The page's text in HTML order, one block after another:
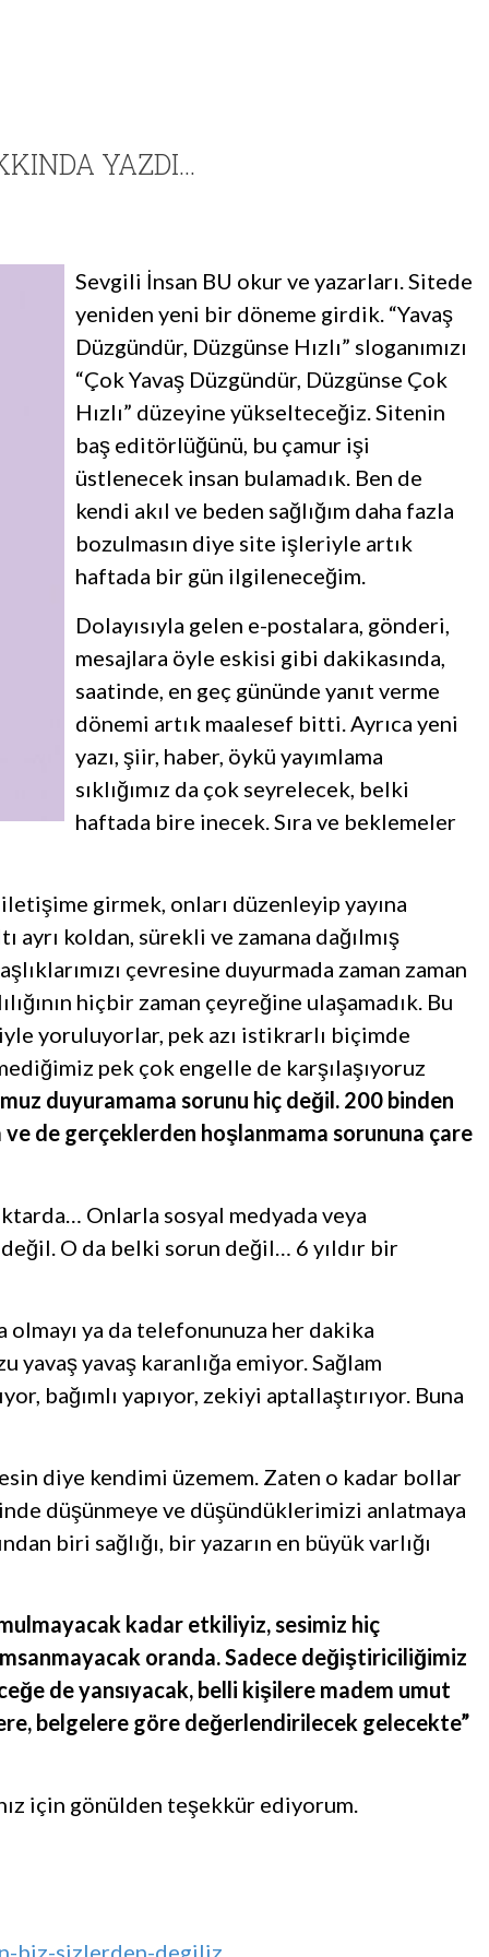
YAZDI…
Sevgili İnsan BU okur ve yazarları. Sitede
yeniden yeni bir döneme girdik. “Yavaş
Düzgündür, Düzgünse Hızlı” sloganımızı
“Çok Yavaş Düzgündür, Düzgünse Çok
Hızlı” düzeyine yükselteceğiz. Sitenin
baş editörlüğünü, bu çamur işi
üstlenecek insan bulamadık. Ben de
kendi akıl ve beden sağlığım daha fazla
bozulmasın diye site işleriyle artık
haftada bir gün ilgileneceğim.
Dolayısıyla gelen e-postalara, gönderi,
mesajlara öyle eskisi gibi dakikasında,
saatinde, en geç gününde yanıt verme
dönemi artık maalesef bitti. Ayrıca yeni
yazı, şiir, haber, öykü yayımlama
sıklığımız da çok seyrelecek, belki
haftada bire inecek. Sıra ve beklemeler
girmek, onları düzenleyip yayına
ayrı koldan, sürekli ve zamana dağılmış
çevresine duyurmada zaman zaman
hiçbir zaman çeyreğine ulaşamadık. Bu
yoruluyorlar, pek azı istikrarlı biçimde
pek çok engelle de karşılaşıyoruz
duyuramama sorunu hiç değil. 200 binden
de gerçeklerden hoşlanmama sorununa çare
Onlarla sosyal medyada veya
O da belki sorun değil… 6 yıldır bir
olmayı ya da telefonunuza her dakika
yavaş yavaş karanlığa emiyor. Sağlam
bağımlı yapıyor, zekiyi aptallaştırıyor. Buna
diye kendimi üzemem. Zaten o kadar bollar
düşünmeye ve düşündüklerimizi anlatmaya
biri sağlığı, bir yazarın en büyük varlığı
kadar etkiliyiz, sesimiz hiç
oranda. Sadece değiştiriciliğimiz
de yansıyacak, belli kişilere madem umut
belgelere göre değerlendirilecek gelecekte”
için gönülden teşekkür ediyorum.
biz-sizlerden-degiliz